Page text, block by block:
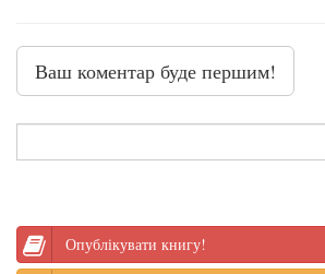
Ваш коментар буде першим!
Опублікувати книгу!